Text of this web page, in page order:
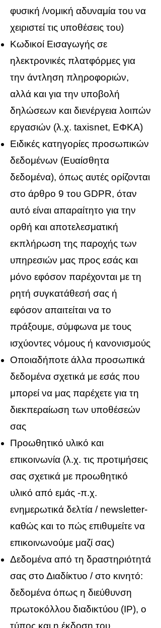
φυσική /νομική αδυναμία του να
χειριστεί τις υποθέσεις του)
Κωδικοί Εισαγωγής σε
ηλεκτρονικές πλατφόρμες για
την άντληση πληροφοριών,
αλλά και για την υποβολή
δηλώσεων και διενέργεια λοιπών
εργασιών (λ.χ. taxisnet, ΕΦΚΑ)
Ειδικές κατηγορίες προσωπικών
δεδομένων (Ευαίσθητα
δεδομένα), όπως αυτές ορίζονται
στο άρθρο 9 του GDPR, όταν
αυτό είναι απαραίτητο για την
ορθή και αποτελεσματική
εκπλήρωση της παροχής των
υπηρεσιών μας προς εσάς και
μόνο εφόσον παρέχονται με τη
ρητή συγκατάθεσή σας ή
εφόσον απαιτείται να το
πράξουμε, σύμφωνα με τους
ισχύοντες νόμους ή κανονισμούς
Οποιαδήποτε άλλα προσωπικά
δεδομένα σχετικά με εσάς που
μπορεί να μας παρέχετε για τη
διεκπεραίωση των υποθέσεών
σας
Προωθητικό υλικό και
επικοινωνία (λ.χ. τις προτιμήσεις
σας σχετικά με προωθητικό
υλικό από εμάς -π.χ.
ενημερωτικά δελτία / newsletter-
καθώς και το πώς επιθυμείτε να
επικοινωνούμε μαζί σας)
Δεδομένα από τη δραστηριότητά
σας στο Διαδίκτυο / στο κινητό:
δεδομένα όπως η διεύθυνση
πρωτοκόλλου διαδικτύου (IP), ο
τύπος και η έκδοση του